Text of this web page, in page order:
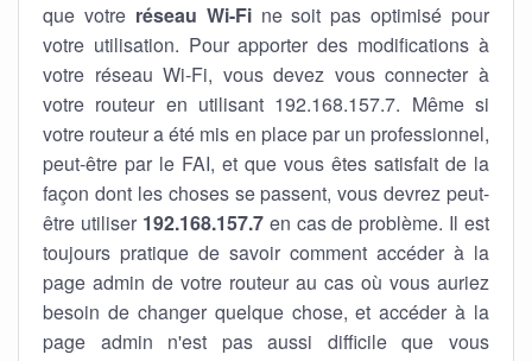
que votre réseau Wi-Fine soit pas optimisé pour
votre utilisation. Pour apporter des modifications à
votre réseau Wi-Fi, vous devez vous connecter à
votre routeur en utilisant 192.168.157.7. Même si
votre routeur a été mis en place par un professionnel,
peut-être par le FAI, et que vous êtes satisfait de la
façon dont les choses se passent, vous devrez peut-
être utiliser 192.168.157.7en cas de problème. Il est
toujours pratique de savoir comment accéder à la
page admin de votre routeur au cas où vous auriez
besoin de changer quelque chose, et accéder à la
page admin n'est pas aussi difficile que vous